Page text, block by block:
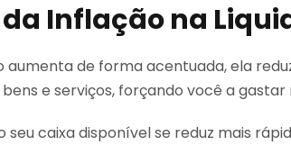
Inflação na
aumenta de forma acentuada, ela
e serviços, forçando você a gastar
seu caixa disponível se reduz mais